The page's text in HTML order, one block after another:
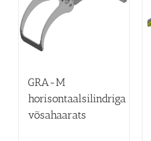
GRA-M
horisontaalsilindriga
võsahaarats